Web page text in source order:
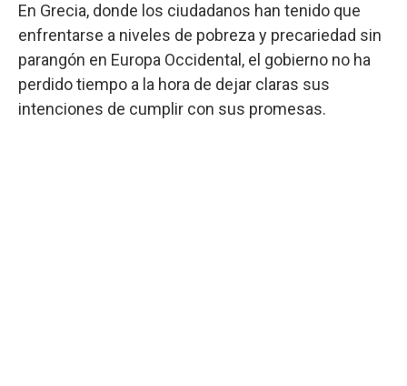
En Grecia, donde los ciudadanos han tenido que
enfrentarse a niveles de pobreza y precariedad sin
parangón en Europa Occidental, el gobierno no ha
perdido tiempo a la hora de dejar claras sus
intenciones de cumplir con sus promesas.